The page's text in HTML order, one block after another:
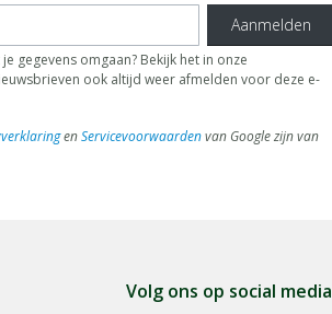
Aanmelden
gegevens omgaan? Bekijk het in onze
ook altijd weer afmelden voor deze e-
enServicevoorwaardenvan Google zijn van
Volg ons op social media